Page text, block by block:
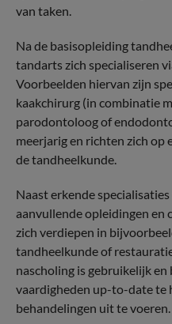
van taken.
Na de basisopleiding
tandarts zich specialiseren
Voorbeelden hiervan zijn
kaakchirurg (in combinatie
parodontoloog of
meerjarig en richten zich op
de tandheelkunde.
Naast erkende
aanvullende opleidingen en
zich verdiepen in
tandheelkunde of
nascholing is gebruikelijk
vaardigheden up-to-date te
behandelingen uit te voeren.